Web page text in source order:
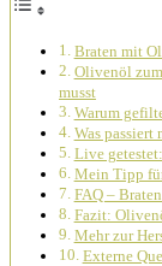
Braten mit
Olivenöl
musst
Warum
Was passiert
Live
Mein Tipp
FAQ –
Fazit:
Mehr zur
Externe